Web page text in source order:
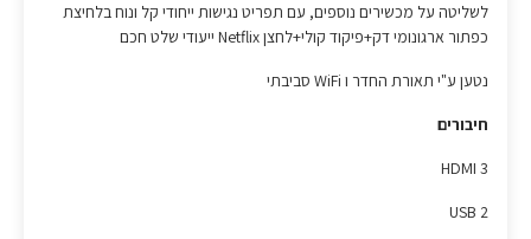
לשליטה על מכשירים נוספים, עם תפריט נגישות ייחודי קל ונוח בלחיצת
כפתור ארגונומי דק+פיקוד קולי+לחצן Netflix ייעודי שלט חכם
נטען ע"י תאורת החדר ו WiFi סביבתי
חיבורים
HDMI 3
USB 2